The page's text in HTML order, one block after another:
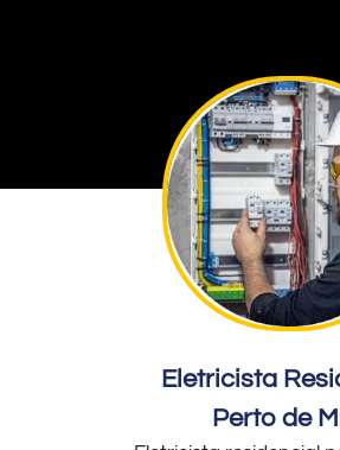
Eletricista
Perto de